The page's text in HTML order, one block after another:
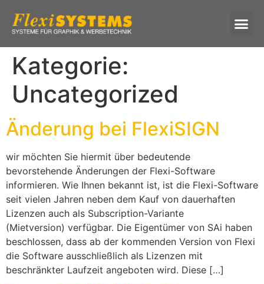
Kategorie:
Uncategorized
Änderung bei FlexiSIGN
wir möchten Sie hiermit über bedeutende
bevorstehende Änderungen der Flexi-Software
informieren. Wie Ihnen bekannt ist, ist die Flexi-Software
seit vielen Jahren neben dem Kauf von dauerhaften
Lizenzen auch als Subscription-Variante
(Mietversion) verfügbar. Die Eigentümer von SAi haben
beschlossen, dass ab der kommenden Version von Flexi
die Software ausschließlich als Lizenzen mit
beschränkter Laufzeit angeboten wird. Diese […]